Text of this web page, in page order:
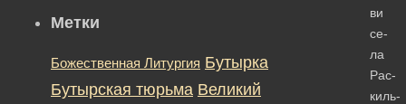
ви
се­
ла
Рас­
киль­
Метки
Божественная Литургия Бутырка
Бутырская тюрьма Великий